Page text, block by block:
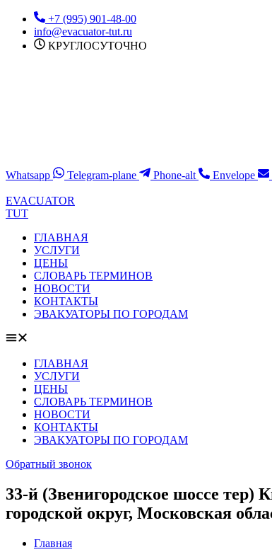
Перейти
содержимому
+7 (995) 901-48-00
info@evacuator-tut.ru
КРУГЛОСУТОЧНО
Whatsapp Telegram-plane Phone-alt Envelope
EVACUATOR
TUT
ГЛАВНАЯ
УСЛУГИ
ЦЕНЫ
СЛОВАРЬ ТЕРМИНОВ
НОВОСТИ
КОНТАКТЫ
ЭВАКУАТОРЫ ПО ГОРОДАМ
ГЛАВНАЯ
УСЛУГИ
ЦЕНЫ
СЛОВАРЬ ТЕРМИНОВ
НОВОСТИ
КОНТАКТЫ
ЭВАКУАТОРЫ ПО ГОРОДАМ
Обратный звонок
33-й (Звенигородское шоссе
городской округ, Московская
Главная